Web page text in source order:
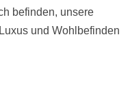
befinden, unsere
und Wohlbefinden